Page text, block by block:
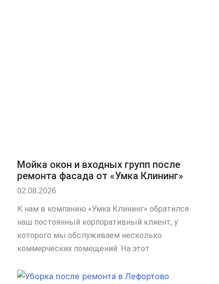
Мойка окон и входных групп после
ремонта фасада от «Умка Клининг»
02.08.2026
К нам в компанию «Умка Клининг» обратился
наш постоянный корпоративный клиент, у
которого мы обслуживаем несколько
коммерческих помещений. На этот